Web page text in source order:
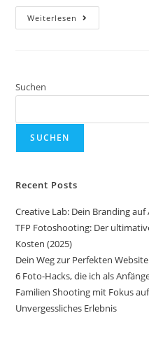
Weiterlesen
Suchen
SUCHEN
Recent Posts
Creative Lab: Dein Branding
TFP Fotoshooting: Der
Kosten (2025)
Dein Weg zur Perfekten
6 Foto-Hacks, die ich als
Familien Shooting mit Fokus
Unvergessliches Erlebnis